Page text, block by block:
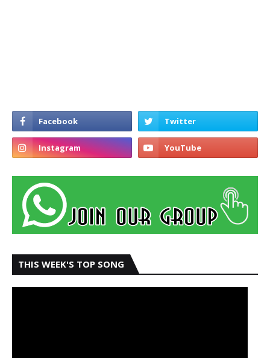
THIS WEEK'S TOP SONG